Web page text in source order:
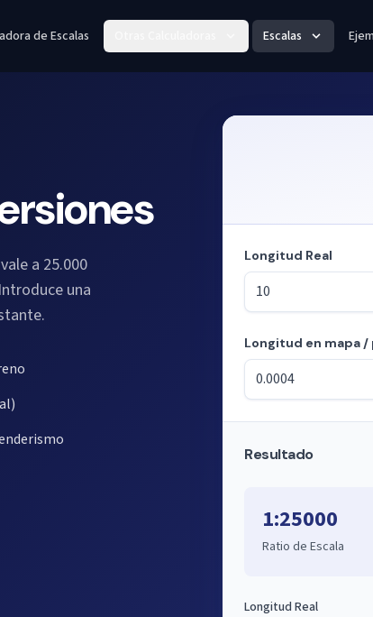
de Escalas Escalas
a 25.000
una
Modo: calculando
Longitud Real
Longitud en mapa
Resultado
1:25000
Ratio de Escala
Longitud Real